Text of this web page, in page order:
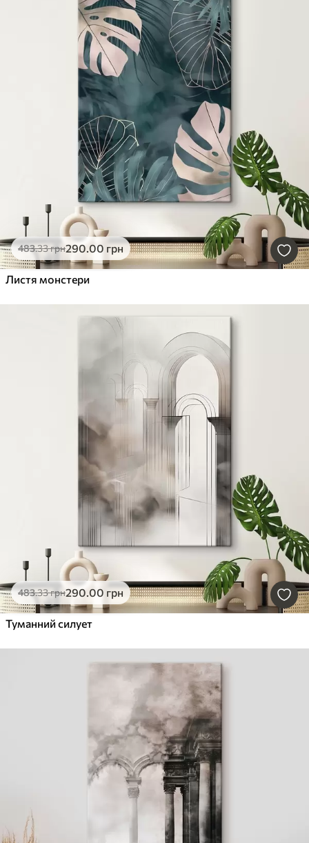
483.33грн290.00 грн
Листя монстери
483.33грн290.00 грн
Туманний силует